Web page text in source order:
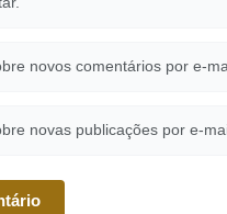
novos comentários por e-
novas publicações por e-